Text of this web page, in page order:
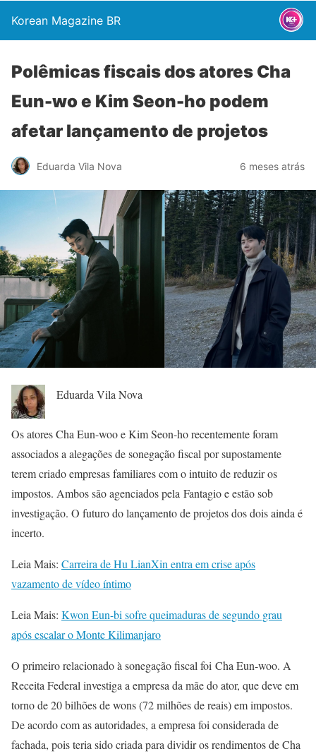
Korean Magazine BR
Polêmicas fiscais dos atores Cha
Eun-wo e Kim Seon-ho podem
afetar lançamento de projetos
Eduarda Vila Nova 6 meses atrás
Eduarda Vila Nova
Os atores Cha Eun-woo e Kim Seon-ho recentemente foram
associados a alegações de sonegação fiscal por supostamente
terem criado empresas familiares com o intuito de reduzir os
impostos. Ambos são agenciados pela Fantagio e estão sob
investigação. O futuro do lançamento de projetos dos dois ainda é
incerto.
Leia Mais: Carreira de Hu LianXin entra em crise após
vazamento de vídeo íntimo
Leia Mais: Kwon Eun-bi sofre queimaduras de segundo grau
após escalar o Monte Kilimanjaro
O primeiro relacionado à sonegação fiscal foi Cha Eun-woo. A
Receita Federal investiga a empresa da mãe do ator, que deve em
torno de 20 bilhões de wons (72 milhões de reais) em impostos.
De acordo com as autoridades, a empresa foi considerada de
fachada, pois teria sido criada para dividir os rendimentos de Cha